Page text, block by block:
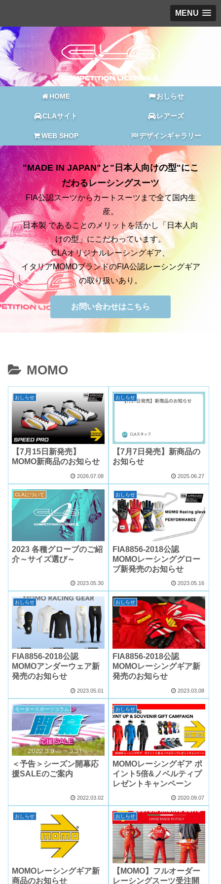
MENU
HOME おしらせ
CLAサイト レアーズ
WEB SHOP デザインギャラリー
"MADE IN JAPAN"と"日本人向けの型"にこ
だわるレーシングスーツ
FIA公認スーツからカートスーツまで全て国内生
産。
日本製 であることのメリットを活かし「日本人向
けの型」にこだわっています。
CLAオリジナルレーシングギア、
イタリアMOMOブランドのFIA公認レーシングギア
の取り扱いあり。
お問い合わせはこちら
MOMO
おしらせ
【7月15日新発売】
MOMO新商品のお知らせ
2026.07.08
おしらせ
【7月7日発売】新商品の
お知らせ
2025.06.27
CLAについて
2023 各種グローブのご紹
介～サイズ選び～
2023.05.30
おしらせ
FIA8856-2018公認
MOMOレーシンググロー
ブ新発売のお知らせ
2023.05.16
おしらせ
FIA8856-2018公認
MOMOアンダーウェア新
発売のお知らせ
2023.05.01
おしらせ
FIA8856-2018公認
MOMOレーシングギア新
発売のお知らせ
2023.03.08
モータースポーツコラム
＜予告＞シーズン開幕応
援SALEのご案内
2022.03.02
おしらせ
MOMOレーシングギア ポ
イント5倍&ノベルティプ
レゼントキャンペーン
2020.09.07
おしらせ
MOMOレーシングギア新
商品のお知らせ
おしらせ
【MOMO】フルオーダー
レーシングスーツ受注開